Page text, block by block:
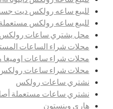
للبيع ساعه رولكس ديت
للبيع ساعه رولكس
محل يشتري ساعات رولكس
محلات شراء الساعات
محلات شراء ساعات اوميغا
محلات شراء ساعات
نشتري ساعات رولكس
نشتري ساعات مستعملة
هاري وينستون